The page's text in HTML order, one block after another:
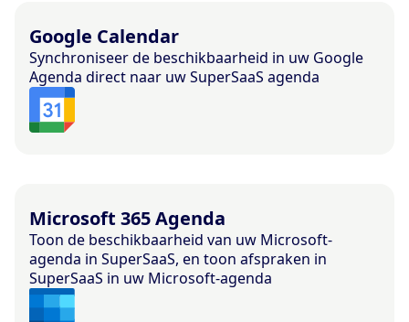
Google Calendar
Synchroniseer de beschikbaarheid in uw Google
Agenda direct naar uw SuperSaaS agenda
Microsoft 365 Agenda
Toon de beschikbaarheid van uw Microsoft-
agenda in SuperSaaS, en toon afspraken in
SuperSaaS in uw Microsoft-agenda